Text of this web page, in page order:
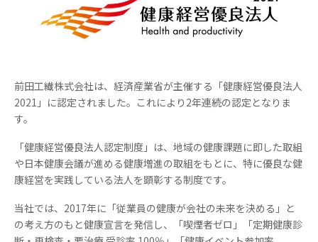
前田工繊株式会社は、経済産業省が主催する「健康経営優良法人
2021」に認定されました。これにより2年連続の認定となりま
す。
「健康経営優良法人認定制度」は、地域の健康課題に即した取組
や日本健康会議が進める健康増進の取組をもとに、特に優良な健
康経営を実践している法人を顕彰する制度です。
当社では、2017年に「従業員の健康が会社の未来を決める」と
の考え方のもと健康宣言を発信し、「喫煙者ゼロ」「定期健康診